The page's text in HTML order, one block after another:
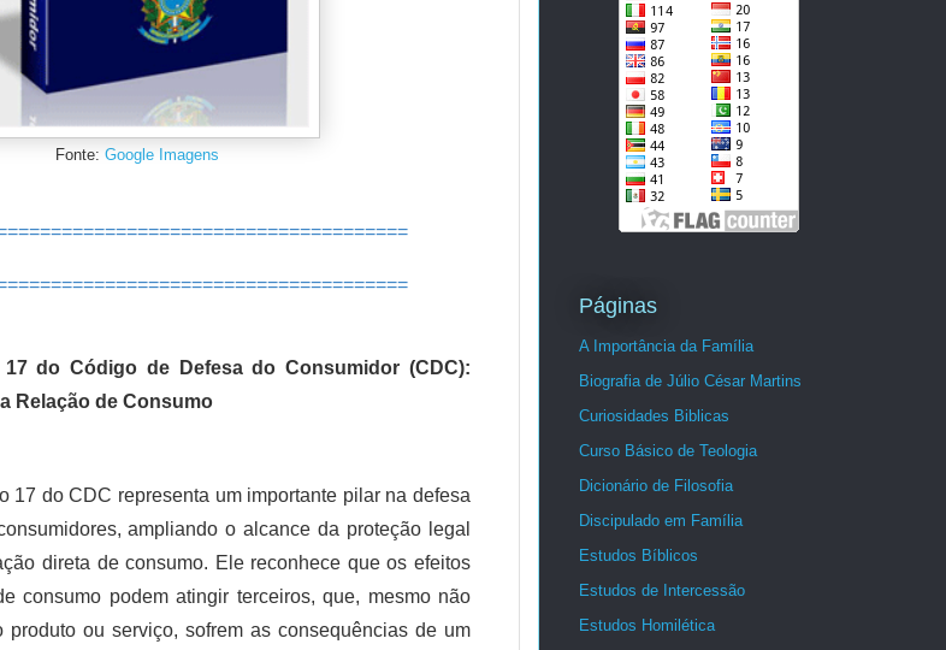
Fonte: Google Imagens
=====
do Código de Defesa do Consumidor (CDC):
Relação de Consumo
17 do CDC representa um importante pilar na defesa
ampliando o alcance da proteção legal
direta de consumo. Ele reconhece que os efeitos
consumo podem atingir terceiros, que, mesmo não
produto ou serviço, sofrem as consequências de um
Páginas
A Importância da Família
Biografia de Júlio César Martins
Curiosidades Biblicas
Curso Básico de Teologia
Dicionário de Filosofia
Discipulado em Família
Estudos Bíblicos
Estudos de Intercessão
Estudos Homilética